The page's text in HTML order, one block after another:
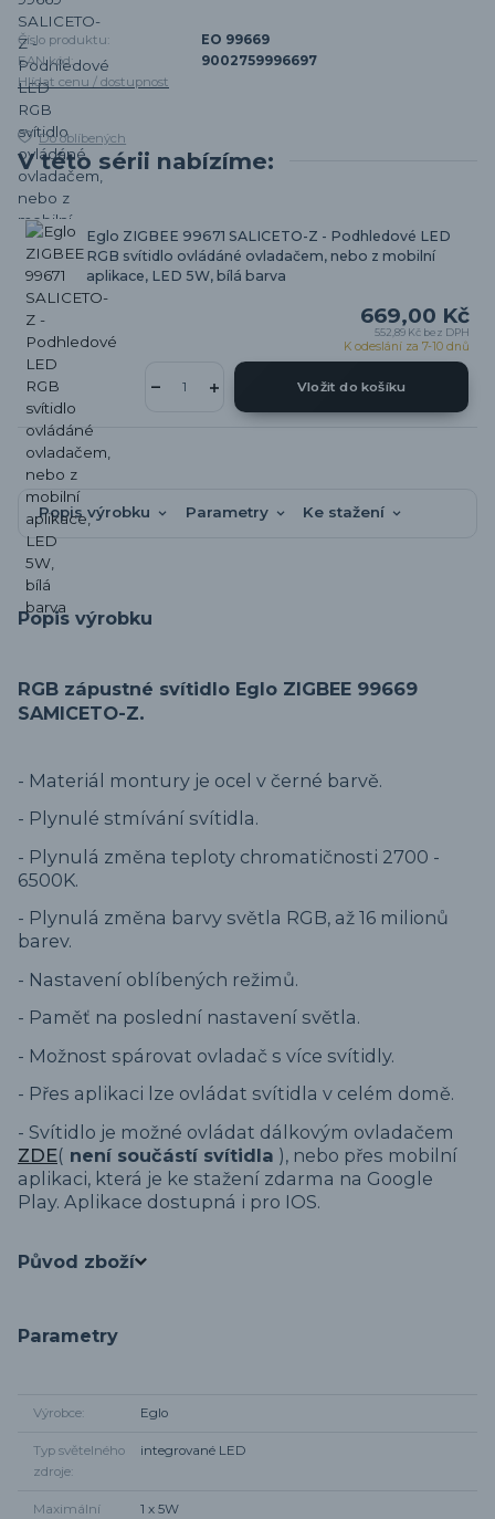
Číslo produktu:
EO 99669
EAN kód:
9002759996697
Hlídat cenu / dostupnost
Do oblíbených
V této sérii nabízíme:
Eglo ZIGBEE 99671 SALICETO-Z - Podhledové LED
RGB svítidlo ovládáné ovladačem, nebo z mobilní
aplikace, LED 5W, bílá barva
669,00 Kč
552,89 Kč bez DPH
K odeslání za 7-10 dnů
Vložit do košíku
Popis výrobku Parametry Ke stažení
Popis výrobku
RGB zápustné svítidlo Eglo ZIGBEE 99669
SAMICETO-Z.
- Materiál montury je ocel v černé barvě.
- Plynulé stmívání svítidla.
- Plynulá změna teploty chromatičnosti 2700 -
6500K.
- Plynulá změna barvy světla RGB, až 16 milionů
barev.
- Nastavení oblíbených režimů.
- Paměť na poslední nastavení světla.
- Možnost spárovat ovladač s více svítidly.
- Přes aplikaci lze ovládat svítidla v celém domě.
- Svítidlo je možné ovládat dálkovým ovladačem
ZDE( není součástí svítidla ), nebo přes mobilní
aplikaci, která je ke stažení zdarma na Google
Play. Aplikace dostupná i pro IOS.
Původ zboží
Parametry
Výrobce Eglo
Typ světelného
zdroje
integrované LED
Maximální 1 x 5W